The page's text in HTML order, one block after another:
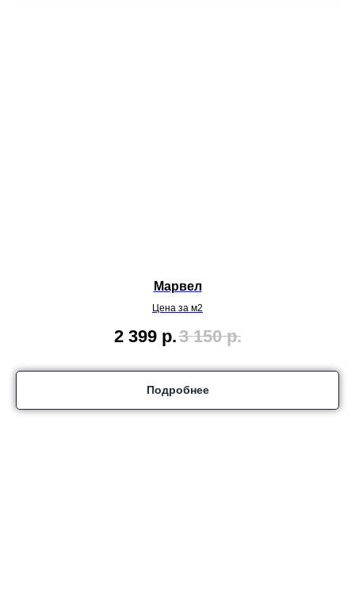
Марвел
Цена за м2
2 399 р.3 150 р.
Подробнее